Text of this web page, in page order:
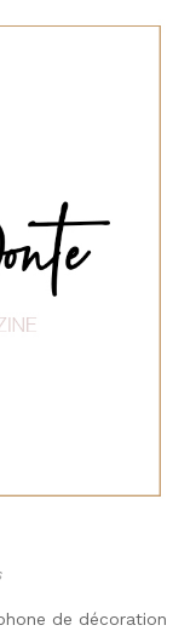
de décoration